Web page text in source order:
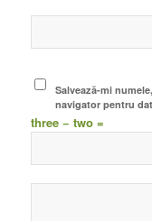
Salvează-mi
navigator pentru
three − two =